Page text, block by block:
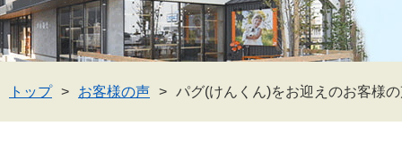
トップ お客様の声 パグ(けんくん)をお迎えのお客様